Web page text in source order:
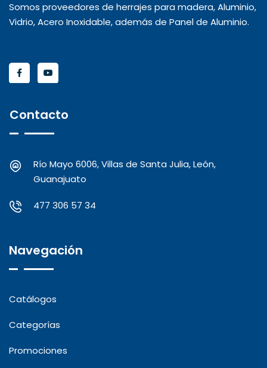
Somos proveedores de herrajes para madera, Aluminio,
Vidrio, Acero Inoxidable, además de Panel de Aluminio.
Contacto
Río Mayo 6006, Villas de Santa Julia, León,
Guanajuato
477 306 57 34
Navegación
Catálogos
Categorías
Promociones